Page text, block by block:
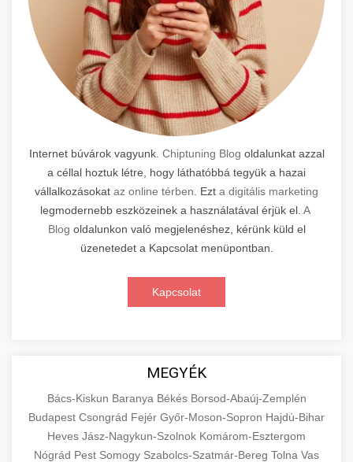
Internet búvárok vagyunk. Chiptuning Blog oldalunkat azzal
a céllal hoztuk létre, hogy láthatóbbá tegyük a hazai
vállalkozásokat az online térben . Ezt a digitális marketing
legmodernebb eszközeinek a használatával érjük el. A
Blog oldalunkon való megjelenéshez, kérünk küld el
üzenetedet a Kapcsolat menüpontban.
Kapcsolat
MEGYÉK
Bács-Kiskun Baranya Békés Borsod-Abaúj-Zemplén
Budapest Csongrád Fejér Győr-Moson-Sopron Hajdú-Bihar
Heves Jász-Nagykun-Szolnok Komárom-Esztergom
Nógrád Pest Somogy Szabolcs-Szatmár-Bereg Tolna Vas